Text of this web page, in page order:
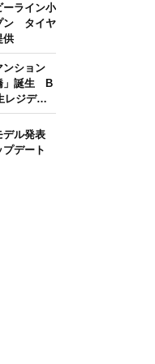
ーライン小
ン タイヤ
供
ンション
」誕生 B
レジデン
デル発表
デート